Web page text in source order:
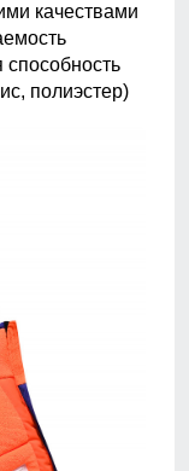
качествами
способность
полиэстер)